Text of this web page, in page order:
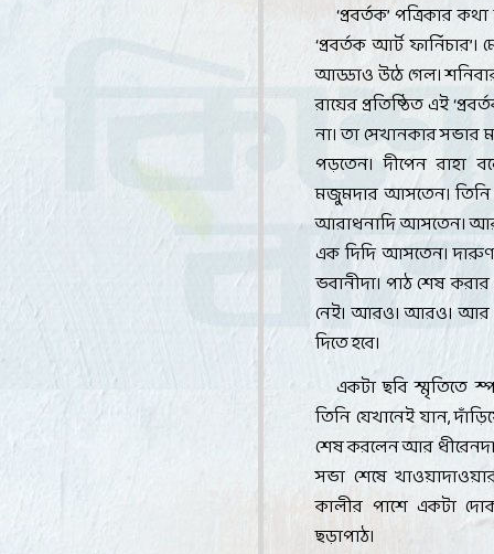
‘প্রবর্তক’পত্রিকার
‘প্রবর্তক আর্ট ফার্নিচার’।
আড্ডাও উঠে গেল।
রায়ের প্রতিষ্ঠিত এই‘
না। তা সেখানকার সভার
পড়তেন। দীপেন রাহা
মজুমদার আসতেন। তিনি
আরাধনাদি আসতেন।
এক দিদি আসতেন।
ভবানীদা। পাঠ শেষ
নেই। আরও। আরও। আর
দিতে হবে।
একটা ছবি স্মৃতিতে
তিনি যেখানেই যান,
শেষ করলেন আর ধীরেনদা
সভা শেষে
কালীর পাশে একটা
ছড়াপাঠ।